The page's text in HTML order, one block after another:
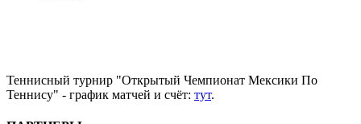
Теннисный турнир "Открытый Чемпионат Мексики По
Теннису" - график матчей и счёт: тут.